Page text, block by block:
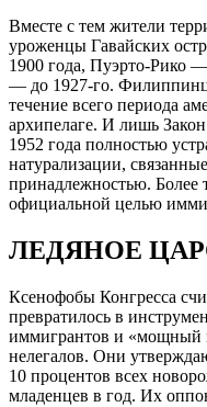
Вместе с тем жители
уроженцы Гавайских
1900 года, Пуэрто-Рико
— до 1927-го.
течение всего периода
архипелаге. И лишь
1952 года полностью
натурализации,
принадлежностью. Более
официальной целью
ЛЕДЯНОЕ
Ксенофобы Конгресса
превратилось в
иммигрантов и «мощный
нелегалов. Они
10 процентов всех
младенцев в год. Их